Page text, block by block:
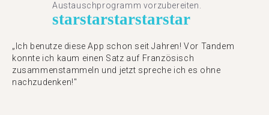
Austauschprogramm vorzubereiten.
starstarstarstarstar
„Ich benutze diese App schon seit Jahren! Vor Tandem
konnte ich kaum einen Satz auf Französisch
zusammenstammeln und jetzt spreche ich es ohne
nachzudenken!"